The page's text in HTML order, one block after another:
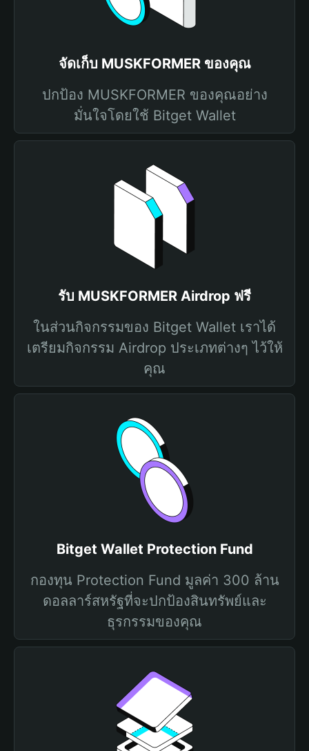
จัดเก็บ MUSKFORMER ของคุณ
ปกป้อง MUSKFORMER ของคุณอย่าง
มั่นใจโดยใช้ Bitget Wallet
รับ MUSKFORMER Airdrop ฟรี
ในส่วนกิจกรรมของ Bitget Wallet เราได้
เตรียมกิจกรรม Airdrop ประเภทต่างๆ ไว้ให้
คุณ
Bitget Wallet Protection Fund
กองทุน Protection Fund มูลค่า 300 ล้าน
ดอลลาร์สหรัฐที่จะปกป้องสินทรัพย์และ
ธุรกรรมของคุณ